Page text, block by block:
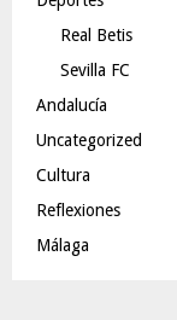
Real Betis
Sevilla FC
Andalucía
Uncategorized
Cultura
Reflexiones
Málaga